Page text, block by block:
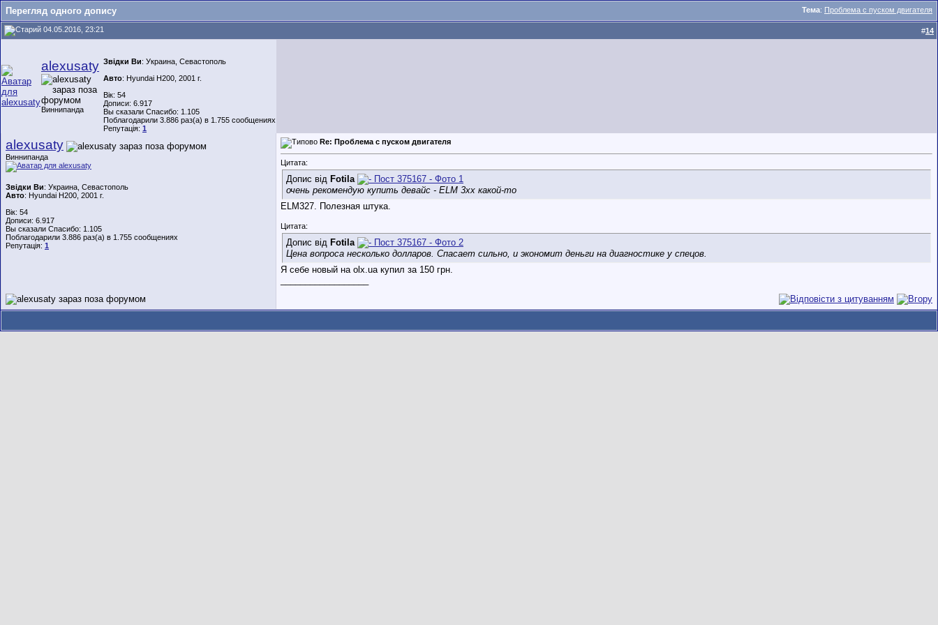
Тема: Проблема с пуском двигателя
Перегляд одного допису
04.05.2016, 23:21 #14
alexusaty
Виннипанда
Звідки Ви: Украина, Севастополь
Авто: Hyundai H200, 2001 г.
Вік: 54
Дописи: 6.917
Вы сказали Спасибо: 1.105
Поблагодарили 3.886 раз(а) в 1.755 сообщениях
Репутація: 1
alexusaty
Виннипанда
Звідки Ви: Украина, Севастополь
Авто: Hyundai H200, 2001 г.
Вік: 54
Дописи: 6.917
Вы сказали Спасибо: 1.105
Поблагодарили 3.886 раз(а) в 1.755 сообщениях
Репутація: 1
Re: Проблема с пуском двигателя
Цитата:
Допис від Fotila
очень рекомендую купить девайс - ELM 3xx какой-то
ELM327. Полезная штука.
Цитата:
Допис від Fotila
Цена вопроса несколько долларов. Спасает сильно, и экономит деньги на диагностике у спецов.
Я себе новый на olx.ua купил за 150 грн.